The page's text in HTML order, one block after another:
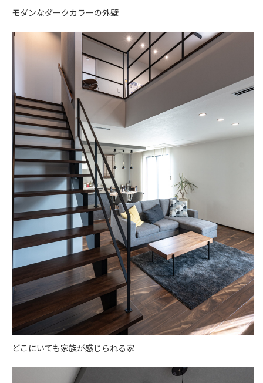
モダンなダークカラーの外壁
どこにいても家族が感じられる家